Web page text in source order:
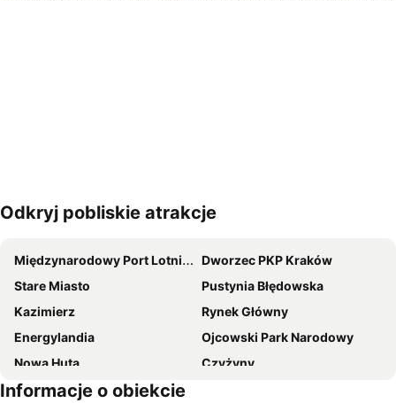
Powiększ mapę
Odkryj pobliskie atrakcje
Międzynarodowy Port Lotniczy im Jana Pawła II
Dworzec PKP Kraków
Stare Miasto
Pustynia Błędowska
Kazimierz
Rynek Główny
Energylandia
Ojcowski Park Narodowy
Nowa Huta
Czyżyny
Zalew Sosina
Informacje o obiekcie